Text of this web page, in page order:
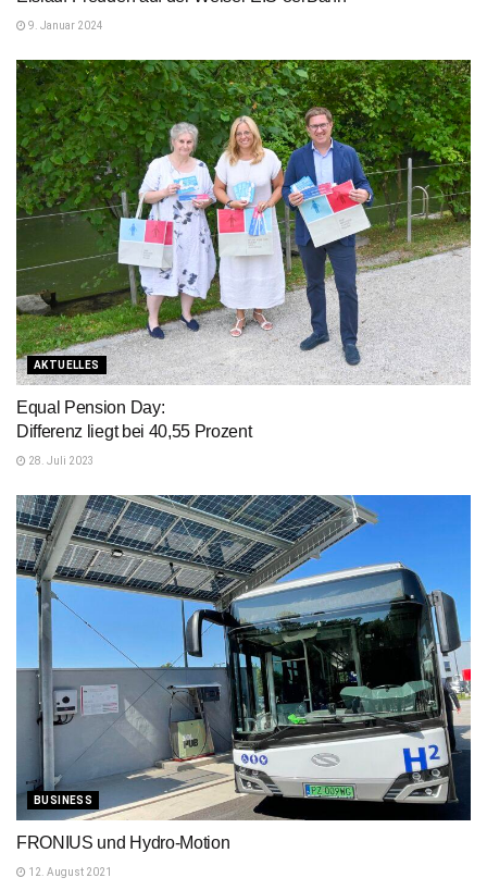
9. Januar 2024
AKTUELLES
Equal Pension Day:
Differenz liegt bei 40,55 Prozent
28. Juli 2023
BUSINESS
FRONIUS und Hydro-Motion
12. August 2021